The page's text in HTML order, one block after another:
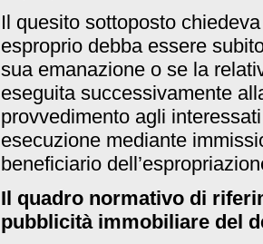
Il quesito sottoposto
esproprio debba essere
sua emanazione o se la
eseguita successivamente
provvedimento agli
esecuzione mediante
beneficiario
Il quadro normativo di
pubblicità immobiliare del